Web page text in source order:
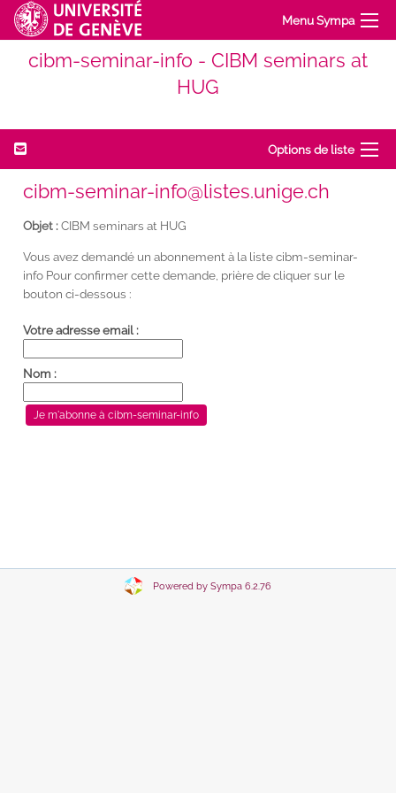
Menu Sympa
cibm-seminar-info - CIBM seminars at
HUG
Options de liste
cibm-seminar-info@listes.unige.ch
Objet :CIBM seminars at HUG
Vous avez demandé un abonnement à la liste cibm-seminar-
info Pour confirmer cette demande, prière de cliquer sur le
bouton ci-dessous :
Votre adresse email :
Nom :
Powered by Sympa 6.2.76